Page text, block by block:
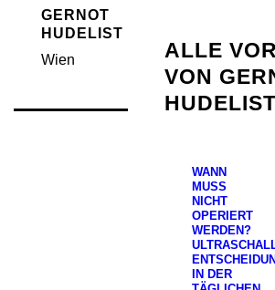
GERNOT
HUDELIST
Wien
ALLE
VON
HUDELIST
WANN
MUSS
NICHT
OPERIERT
WERDEN?
IN DER